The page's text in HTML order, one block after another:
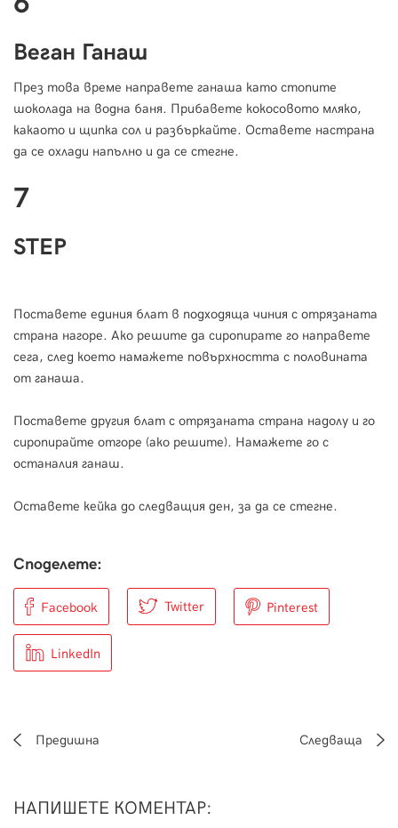
Веган Ганаш
През това време направете ганаша като стопите
шоколада на водна баня. Прибавете кокосовото мляко,
какаото и щипка сол и разбъркайте. Оставете настрана
да се охлади напълно и да се стегне.
7
STEP
Поставете единия блат в подходяща чиния с отрязаната
страна нагоре. Ако решите да сиропирате го направете
сега, след което намажете повърхността с половината
от ганаша.
Поставете другия блат с отрязаната страна надолу и го
сиропирайте отгоре (ако решите). Намажете го с
останалия ганаш.
Оставете кейка до следващия ден, за да се стегне.
Споделете:
Facebook Twitter Pinterest
LinkedIn
Предишна Следваща
НАПИШЕТЕ КОМЕНТАР: